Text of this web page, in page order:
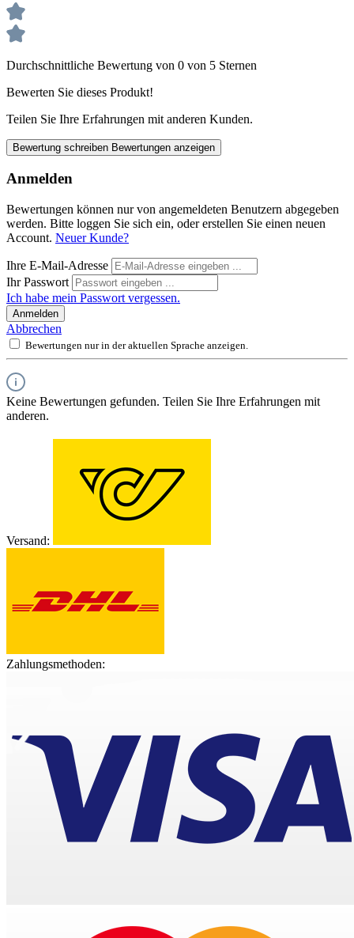
Durchschnittliche Bewertung von 0 von 5 Sternen
Bewerten Sie dieses Produkt!
Teilen Sie Ihre Erfahrungen mit anderen Kunden.
Bewertung schreiben Bewertungen anzeigen
Anmelden
Bewertungen können nur von angemeldeten Benutzern abgegeben
werden. Bitte loggen Sie sich ein, oder erstellen Sie einen neuen
Account. Neuer Kunde?
Ihre E-Mail-Adresse
Ihr Passwort
Ich habe mein Passwort vergessen.
Anmelden
Abbrechen
Bewertungen nur in der aktuellen Sprache anzeigen.
Keine Bewertungen gefunden. Teilen Sie Ihre Erfahrungen mit
anderen.
Versand:
Zahlungsmethoden: